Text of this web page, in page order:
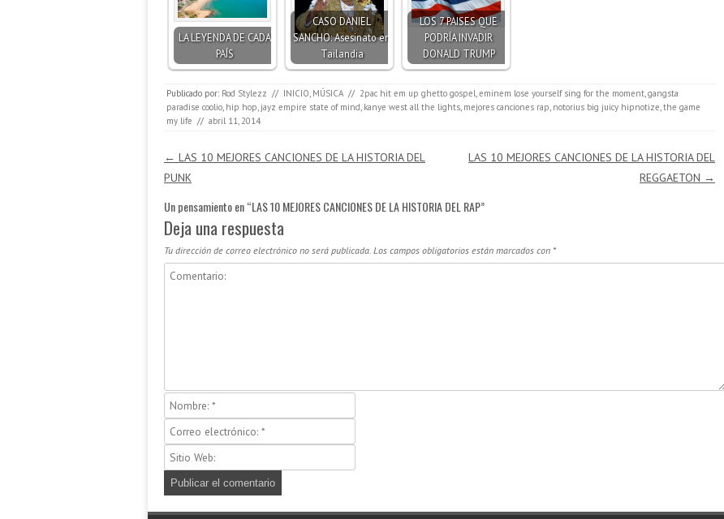
LA LEYENDA DE CADA
PAÍS
CASO DANIEL
SANCHO: Asesinato en
Tailandia
LOS 7 PAISES QUE
PODRÍA INVADIR
DONALD TRUMP
Publicado por: Rod Stylezz // INICIO, MÚSICA // 2pac hit em up ghetto gospel,eminem lose yourself sing for the moment,gangsta
paradise coolio, hip hop, jayz empire state of mind, kanye west all the lights, mejores canciones rap, notorius big juicy hipnotize,the game
my life // abril 11, 2014
Navegación de entradas
← LAS 10 MEJORES CANCIONES DE LA HISTORIA DEL
PUNK
LAS 10 MEJORES CANCIONES DE LA HISTORIA DEL
REGGAETON →
Un pensamiento en “LAS 10 MEJORES CANCIONES DE LA HISTORIA DEL RAP”
Deja una respuesta
Tu dirección de correo electrónico no será publicada. Los campos obligatorios están marcados con *